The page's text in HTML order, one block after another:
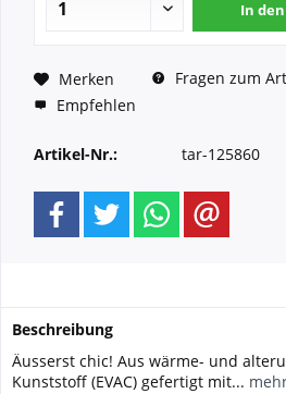
In den
Merken
Fragen zum
Empfehlen
Artikel-Nr.: tar-125860
Beschreibung
Äusserst chic! Aus wärme- und
Kunststoff (EVAC) gefertigt mit...